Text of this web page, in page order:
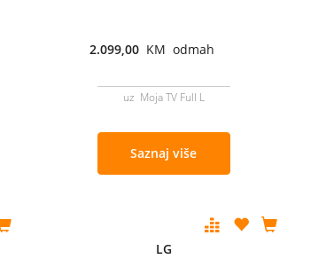
2.099,00 KM odmah
uz Moja TV Full L
Saznaj više
LG